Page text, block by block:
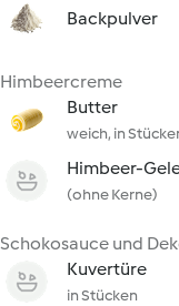
Backpulver
Himbeercreme
Butter
weich, in
Himbeer-
(ohne Kerne)
Schokosauce und
Kuvertüre
in Stücken